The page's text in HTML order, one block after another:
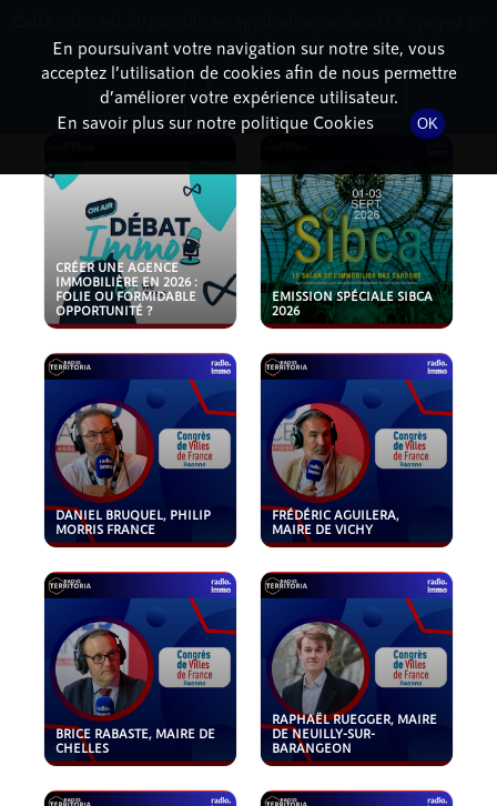
PODCASTS
CRÉER UNE AGENCE
IMMOBILIÈRE EN 2026 :
FOLIE OU FORMIDABLE
OPPORTUNITÉ ?
EMISSION SPÉCIALE SIBCA
2026
DANIEL BRUQUEL, PHILIP
MORRIS FRANCE
FRÉDÉRIC AGUILERA,
MAIRE DE VICHY
BRICE RABASTE, MAIRE DE
CHELLES
RAPHAËL RUEGGER, MAIRE
DE NEUILLY-SUR-
BARANGEON
En poursuivant votre navigation sur notre site, vous
acceptez l’utilisation de cookies afin de nous permettre
d’améliorer votre expérience utilisateur.
En savoir plus sur notre politique Cookies
OK
dessous pour l'installer.
Non merci Télécharger l'application